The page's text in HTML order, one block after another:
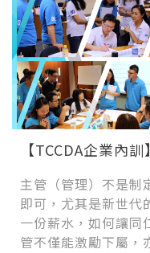
【TCCDA企業內
主管（管理）不是制
即可，尤其是新世代
一份薪水，如何讓同
管不僅能激勵下屬